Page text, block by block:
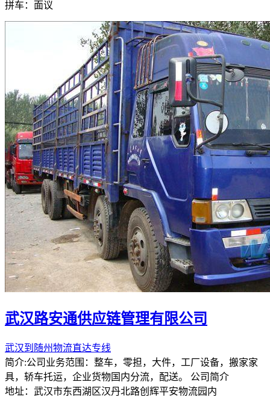
拼车： 面议
武汉路安通供应链管理有限公司
武汉到随州物流直达专线
简介:公司业务范围：整车，零担，大件，工厂设备，搬家家
具，轿车托运，企业货物国内分流，配送。 公司简介
地址：武汉市东西湖区汉丹北路创辉平安物流园内